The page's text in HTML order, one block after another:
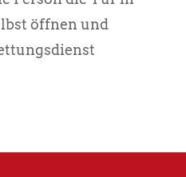
öffnen und